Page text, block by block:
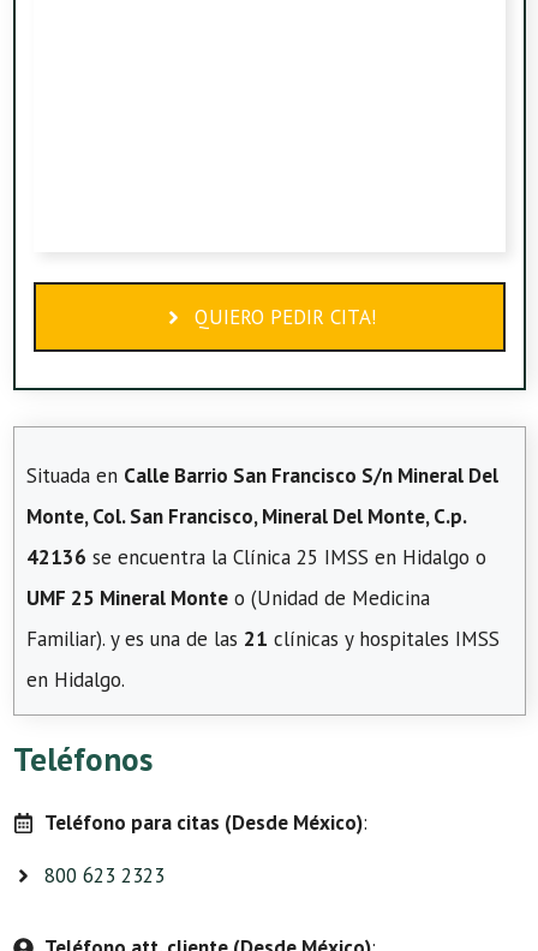
QUIERO PEDIR CITA!
Situada en Calle Barrio San Francisco S/n Mineral Del
Monte, Col. San Francisco, Mineral Del Monte, C.p.
42136 se encuentra la Clínica 25 IMSS en Hidalgo o
UMF 25 Mineral Monte o (Unidad de Medicina
Familiar). y es una de las 21 clínicas y hospitales IMSS
en Hidalgo.
Teléfonos
Teléfono para citas (Desde México):
800 623 2323